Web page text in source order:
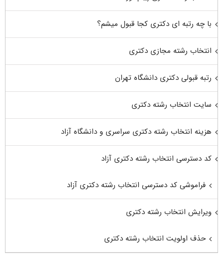
با چه رتبه ای دکتری کجا قبول میشم؟
انتخاب رشته مجازی دکتری
رتبه قبولی دکتری دانشگاه تهران
سایت انتخاب رشته دکتری
هزینه انتخاب رشته دکتری سراسری و دانشگاه آزاد
کد دسترسی انتخاب رشته دکتری آزاد
فراموشی کد دسترسی انتخاب رشته دکتری آزاد
ویرایش انتخاب رشته دکتری
حذف اولویت انتخاب رشته دکتری